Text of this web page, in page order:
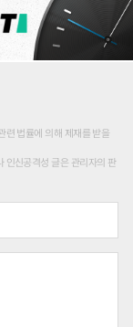
련 법률에 의해 제재를 받을
인신공격성 글은 관리자의 판